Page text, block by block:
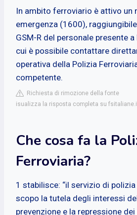
In ambito ferroviario è attivo un
emergenza (1600),
GSM-R del personale presente
cui è possibile contattare
operativa della Polizia
competente.
Richiesta di rimozione della fonte
isualizza la risposta completa su
Che cosa fa la
Ferroviaria?
1 stabilisce: “il servizio di
scopo la tutela degli interessi
prevenzione e la repressione